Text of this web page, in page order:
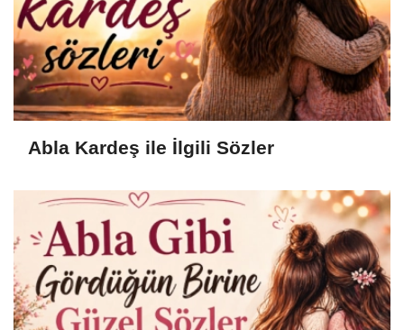
Abla Kardeş ile İlgili Sözler